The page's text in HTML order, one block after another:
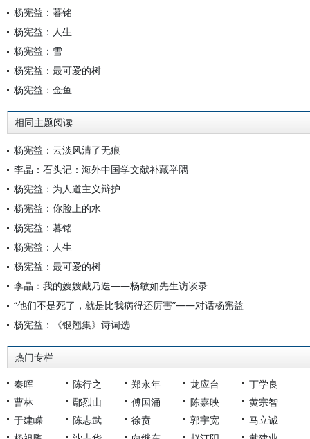
杨宪益：暮铭
杨宪益：人生
杨宪益：雪
杨宪益：最可爱的树
杨宪益：金鱼
相同主题阅读
杨宪益：云淡风清了无痕
李晶：石头记：海外中国学文献补藏举隅
杨宪益：为人道主义辩护
杨宪益：你脸上的水
杨宪益：暮铭
杨宪益：人生
杨宪益：最可爱的树
李晶：我的嫂嫂戴乃迭——杨敏如先生访谈录
“他们不是死了，就是比我病得还厉害”——对话杨宪益
杨宪益：《银翘集》诗词选
热门专栏
秦晖 陈行之 郑永年 龙应台
丁学良
曹林
鄢烈山 傅国涌 陈嘉映
黄宗智
于建嵘
陈志武 徐贲 郭宇宽
马立诚